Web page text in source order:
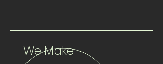
We Make